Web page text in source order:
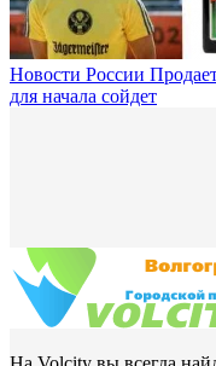
Новости России
для начала сойдет